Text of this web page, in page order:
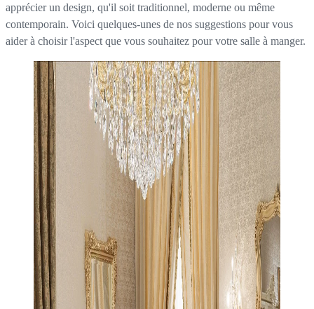
apprécier un design, qu'il soit traditionnel, moderne ou même
contemporain. Voici quelques-unes de nos suggestions pour vous
aider à choisir l'aspect que vous souhaitez pour votre salle à manger.